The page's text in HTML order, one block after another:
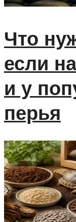
Что
если
и у
перья